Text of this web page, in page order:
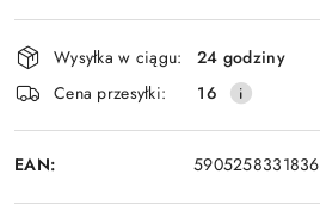
Wyślij
Dostępność
i
dostawa
Wysyłka w ciągu:
24 godziny
Cena przesyłki:
16
EAN: 5905258331836